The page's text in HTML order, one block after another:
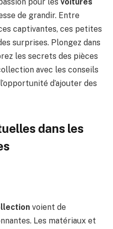
de grandir. Entre
captivantes, ces petites
surprises. Plongez dans
les secrets des pièces
avec les conseils
d’ajouter des
dans les
voient de
Les matériaux et